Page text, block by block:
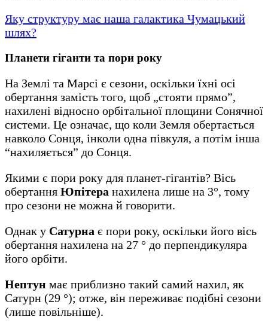
Яку структуру має наша галактика Чумацький
шлях?
Планети гіганти та пори року
На Землі та Марсі є сезони, оскільки їхні осі
обертання замість того, щоб „стояти прямо”,
нахилені відносно орбітальної площини Сонячної
системи. Це означає, що коли Земля обертається
навколо Сонця, інколи одна півкуля, а потім інша
“нахиляється” до Сонця.
Якими є пори року для планет-гігантів? Вісь
обертання Юпітера нахилена лише на 3°, тому
про сезони не можна й говорити.
Однак у Сатурна є пори року, оскільки його вісь
обертання нахилена на 27 ° до перпендикуляра
його орбіти.
Нептун має приблизно такий самий нахил, як
Сатурн (29 °); отже, він переживає подібні сезони
(лише повільніше).